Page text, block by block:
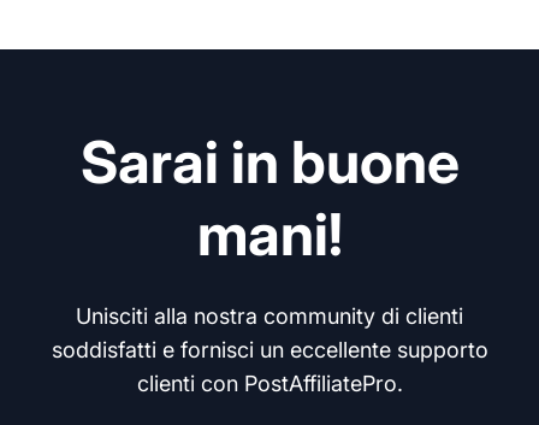
Sarai in buone
mani!
Unisciti alla nostra community di clienti
soddisfatti e fornisci un eccellente supporto
clienti con PostAffiliatePro.